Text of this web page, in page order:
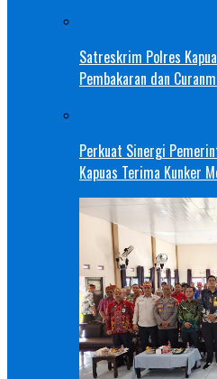
Satreskrim Polres
Pembakaran dan
Perkuat Sinergi
Kapuas Terima Kunker